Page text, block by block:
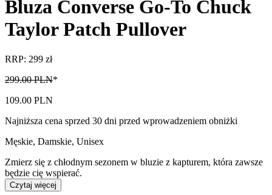
Bluza Converse Go-To Chuck
Taylor Patch Pullover
RRP: 299 zł
299.00 PLN*
109.00 PLN
Najniższa cena sprzed 30 dni przed wprowadzeniem obniżki
Męskie, Damskie, Unisex
Zmierz się z chłodnym sezonem w bluzie z kapturem, która zawsze
będzie cię wspierać.
Czytaj więcej